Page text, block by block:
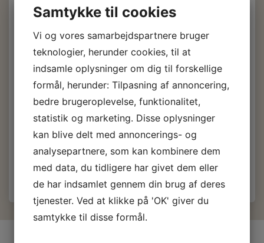
Maleremse
selvklæbende 5 cm x
90 m.
142,00 DKKm/Moms
113,60 DKKu/Moms)
Læg i kurv
Samtykke til cookies
Vi og vores samarbejdspartnere bruger
teknologier, herunder cookies, til at
indsamle oplysninger om dig til forskellige
formål, herunder: Tilpasning af annoncering,
bedre brugeroplevelse, funktionalitet,
statistik og marketing. Disse oplysninger
kan blive delt med annoncerings- og
analysepartnere, som kan kombinere dem
med data, du tidligere har givet dem eller
de har indsamlet gennem din brug af deres
tjenester. Ved at klikke på 'OK' giver du
samtykke til disse formål.